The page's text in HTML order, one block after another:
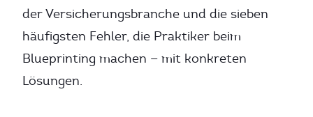
der Versicherungsbranche und die sieben
häufigsten Fehler, die Praktiker beim
Blueprinting machen — mit konkreten
Lösungen.